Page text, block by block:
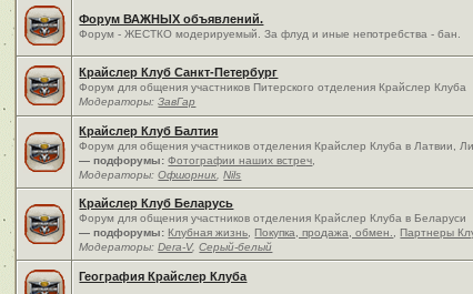
Форум ВАЖНЫХ объявлений.
Форум - ЖЕСТКО модерируемый. За флуд и иные непотребства - бан.
Крайслер Клуб Санкт-Петербург
Форум для общения участников Питерского отделения Крайслер Клуба
Модераторы:ЗавГар
Крайслер Клуб Балтия
Форум для общения участников отделения Крайслер Клуба в Латвии,
— подфорумы: Фотографии наших встреч
Модераторы:Офшорник ,Nils
Крайслер Клуб Беларусь
Форум для общения участников отделения Крайслер Клуба в Беларуси
— подфорумы: Клубная жизнь Покупка, продажа, обмен. Партнеры
Модераторы:Dera-V,Серый-белый
География Крайслер Клуба